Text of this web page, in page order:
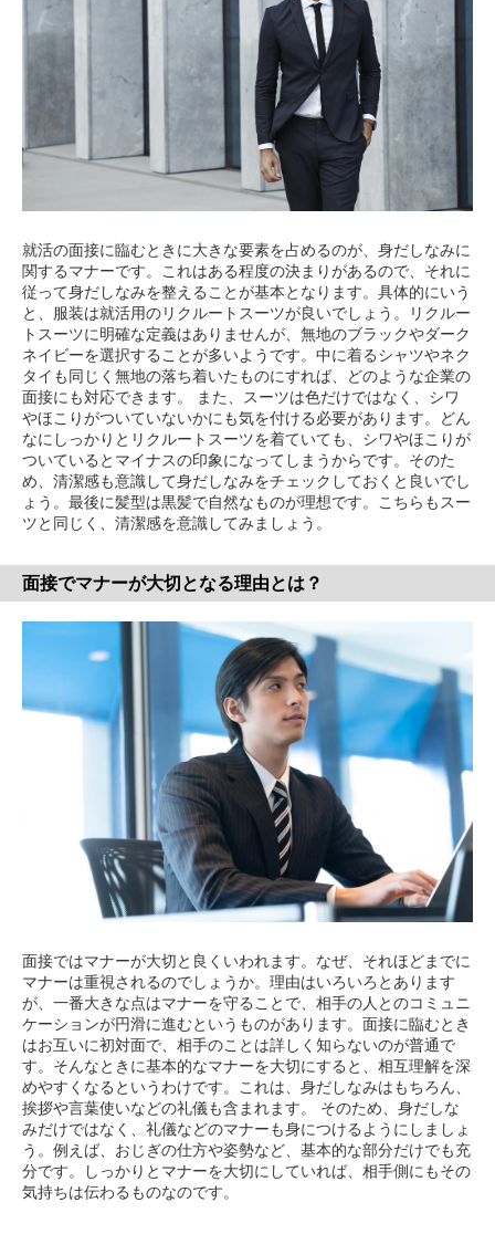
就活の面接に臨むときに大きな要素を占めるのが、身だしなみに
関するマナーです。これはある程度の決まりがあるので、それに
従って身だしなみを整えることが基本となります。具体的にいう
と、服装は就活用のリクルートスーツが良いでしょう。リクルー
トスーツに明確な定義はありませんが、無地のブラックやダーク
ネイビーを選択することが多いようです。中に着るシャツやネク
タイも同じく無地の落ち着いたものにすれば、どのような企業の
面接にも対応できます。 また、スーツは色だけではなく、シワ
やほこりがついていないかにも気を付ける必要があります。どん
なにしっかりとリクルートスーツを着ていても、シワやほこりが
ついているとマイナスの印象になってしまうからです。そのた
め、清潔感も意識して身だしなみをチェックしておくと良いでし
ょう。最後に髪型は黒髪で自然なものが理想です。こちらもスー
ツと同じく、清潔感を意識してみましょう。
面接でマナーが大切となる理由とは？
面接ではマナーが大切と良くいわれます。なぜ、それほどまでに
マナーは重視されるのでしょうか。理由はいろいろとあります
が、一番大きな点はマナーを守ることで、相手の人とのコミュニ
ケーションが円滑に進むというものがあります。面接に臨むとき
はお互いに初対面で、相手のことは詳しく知らないのが普通で
す。そんなときに基本的なマナーを大切にすると、相互理解を深
めやすくなるというわけです。これは、身だしなみはもちろん、
挨拶や言葉使いなどの礼儀も含まれます。 そのため、身だしな
みだけではなく、礼儀などのマナーも身につけるようにしましょ
う。例えば、おじぎの仕方や姿勢など、基本的な部分だけでも充
分です。しっかりとマナーを大切にしていれば、相手側にもその
気持ちは伝わるものなのです。